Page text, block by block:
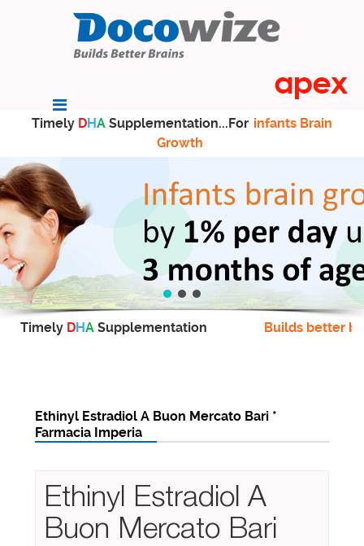
Timely DHA Supplementation...For infants Brain
Growth
Timely DHA Supplementation Builds better
Ethinyl Estradiol A Buon Mercato Bari *
Farmacia Imperia
Ethinyl Estradiol A
Buon Mercato Bari